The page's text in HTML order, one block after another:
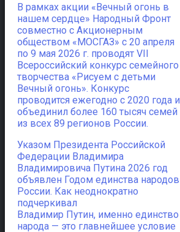
В рамках акции «Вечный огонь в
нашем сердце» Народный Фронт
совместно с Акционерным
обществом «МОСГАЗ» с 20 апреля
по 9 мая 2026 г. проводят VII
Всероссийский конкурс семейного
творчества «Рисуем с детьми
Вечный огонь». Конкурс
проводится ежегодно с 2020 года и
объединил более 160 тысяч семей
из всех 89 регионов России.
Указом Президента Российской
Федерации Владимира
Владимировича Путина 2026 год
объявлен Годом единства народов
России. Как неоднократно
подчеркивал
Владимир Путин, именно единство
народа — это главнейшее условие